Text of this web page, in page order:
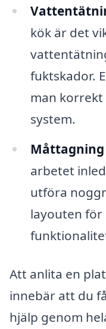
kök är det
fuktskador.
man
system.
arbetet
utföra
layouten för
Att anlita en
innebär att du
hjälp genom